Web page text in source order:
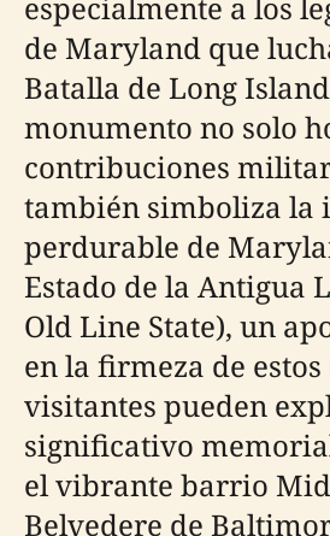
de Maryland que
Batalla de Long
monumento no solo
contribuciones
también simboliza la
perdurable de
Estado de la Antigua
Old Line State), un
en la firmeza de
visitantes pueden
significativo
el vibrante barrio
Belvedere de